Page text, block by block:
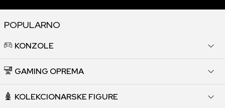
POPULARNO
KONZOLE
GAMING OPREMA
KOLEKCIONARSKE FIGURE